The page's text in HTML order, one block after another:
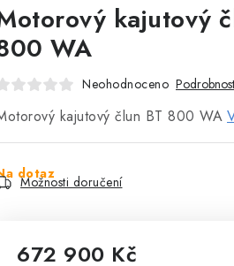
kajutový
WA
Neohodnoceno
kajutový člun BT 800 WA
dotaz
Možnosti doručení
672 900 Kč